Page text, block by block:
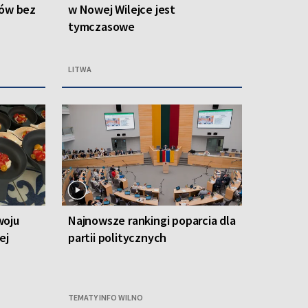
bez
w Nowej Wilejce jest
tymczasowe
LITWA
Najnowsze rankingi poparcia dla
partii politycznych
TEMATY INFO WILNO